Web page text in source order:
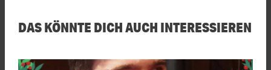
DAS KÖNNTE DICH AUCH INTERESSIEREN